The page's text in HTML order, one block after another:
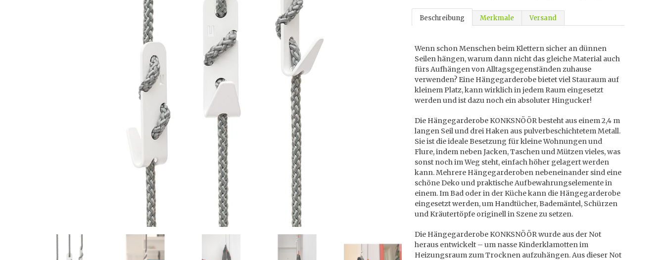
Beschreibung Merkmale Versand
Wenn schon Menschen beim Klettern sicher an dünnen
Seilen hängen, warum dann nicht das gleiche Material auch
fürs Aufhängen von Alltagsgegenständen zuhause
verwenden? Eine Hängegarderobe bietet viel Stauraum auf
kleinem Platz, kann wirklich in jedem Raum eingesetzt
werden und ist dazu noch ein absoluter Hingucker!
Die Hängegarderobe KONKSNÖÖR besteht aus einem 2,4 m
langen Seil und drei Haken aus pulverbeschichtetem Metall.
Sie ist die ideale Besetzung für kleine Wohnungen und
Flure, indem neben Jacken, Taschen und Mützen vieles, was
sonst noch im Weg steht, einfach höher gelagert werden
kann. Mehrere Hängegarderoben nebeneinander sind eine
schöne Deko und praktische Aufbewahrungselemente in
einem. Im Bad oder in der Küche kann die Hängegarderobe
eingesetzt werden, um Handtücher, Bademäntel, Schürzen
und Kräutertöpfe originell in Szene zu setzen.
Die Hängegarderobe KONKSNÖÖR wurde aus der Not
heraus entwickelt – um nasse Kinderklamotten im
Heizungsraum zum Trocknen aufzuhängen. Aus dieser Not